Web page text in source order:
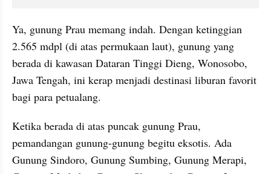
Ya, gunung Prau memang indah. Dengan ketinggian
2.565 mdpl (di atas permukaan laut), gunung yang
berada di kawasan Dataran Tinggi Dieng, Wonosobo,
Jawa Tengah, ini kerap menjadi destinasi liburan favorit
bagi para petualang.
Ketika berada di atas puncak gunung Prau,
pemandangan gunung-gunung begitu eksotis. Ada
Gunung Sindoro, Gunung Sumbing, Gunung Merapi,